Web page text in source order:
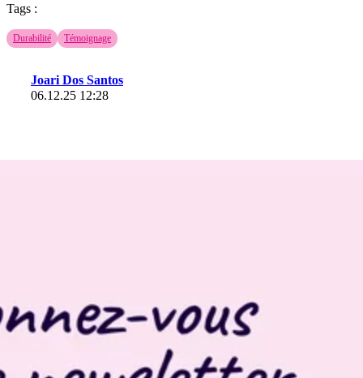
Tags :
Durabilité Témoignage
Joari Dos Santos
06.12.25 12:28